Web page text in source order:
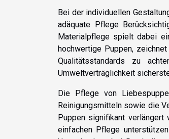
Bei der individuellen
adäquate Pflege
Materialpflege spielt dabei
hochwertige Puppen,
Qualitätsstandards zu
Umweltverträglichkeit
Die Pflege von
Reinigungsmitteln sowie die
Puppen signifikant verlängert
einfachen Pflege